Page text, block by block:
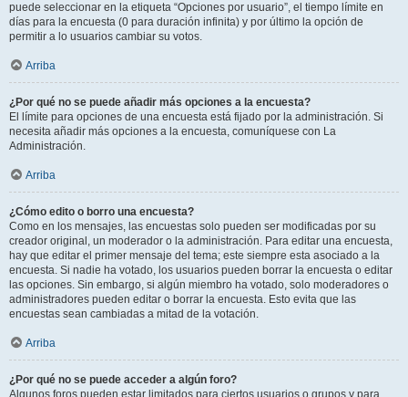
puede seleccionar en la etiqueta “Opciones por usuario”, el tiempo límite en
días para la encuesta (0 para duración infinita) y por último la opción de
permitir a lo usuarios cambiar su votos.
Arriba
¿Por qué no se puede añadir más opciones a la encuesta?
El límite para opciones de una encuesta está fijado por la administración. Si
necesita añadir más opciones a la encuesta, comuníquese con La
Administración.
Arriba
¿Cómo edito o borro una encuesta?
Como en los mensajes, las encuestas solo pueden ser modificadas por su
creador original, un moderador o la administración. Para editar una encuesta,
hay que editar el primer mensaje del tema; este siempre esta asociado a la
encuesta. Si nadie ha votado, los usuarios pueden borrar la encuesta o editar
las opciones. Sin embargo, si algún miembro ha votado, solo moderadores o
administradores pueden editar o borrar la encuesta. Esto evita que las
encuestas sean cambiadas a mitad de la votación.
Arriba
¿Por qué no se puede acceder a algún foro?
Algunos foros pueden estar limitados para ciertos usuarios o grupos y para